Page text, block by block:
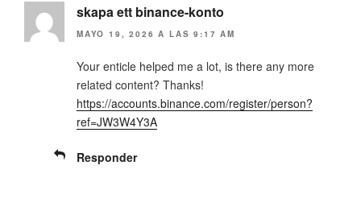
skapa ett binance-konto
MAYO 19, 2026 A LAS 9:17 AM
Your enticle helped me a lot, is there any more
related content? Thanks!
https://accounts.binance.com/register/person?
ref=JW3W4Y3A
Responder